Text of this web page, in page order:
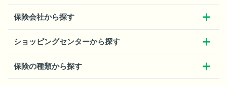
保険会社から探す
ショッピングセンターから探す
保険の種類から探す